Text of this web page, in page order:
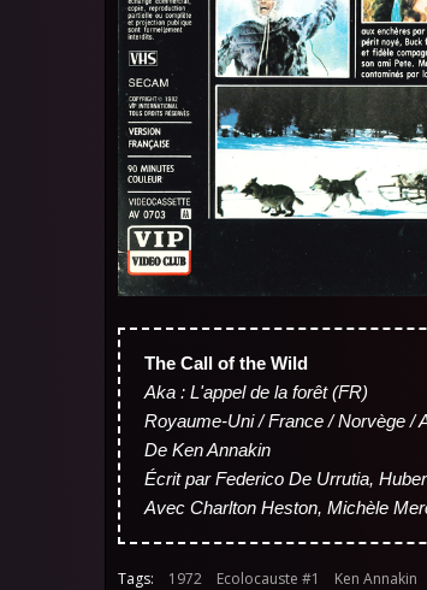
The Call of the Wild
Aka : L'appel de la forêt (FR)
Royaume-Uni / France / Norvège /
De Ken Annakin
Écrit par Federico De Urrutia,
Avec Charlton Heston, Michèle
Tags: 1972 Ecolocauste #1 Ken Annakin